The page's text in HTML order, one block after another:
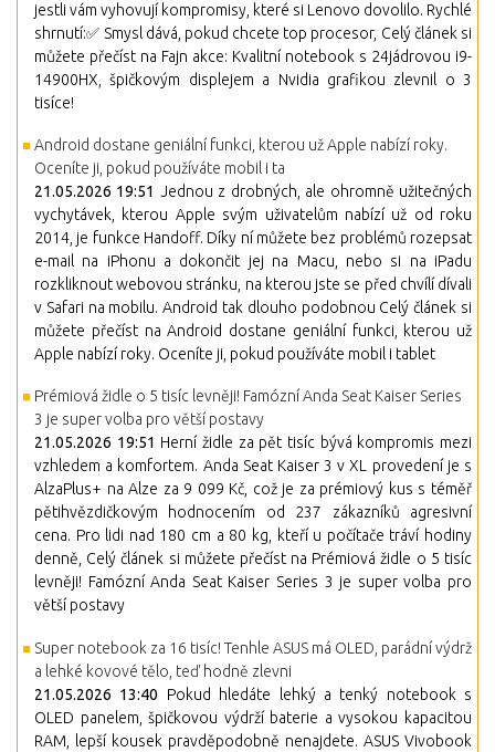
jestli vám vyhovují kompromisy, které si Lenovo dovolilo. Rychlé
shrnutí:✅ Smysl dává, pokud chcete top procesor, Celý článek si
můžete přečíst na Fajn akce: Kvalitní notebook s 24jádrovou i9-
14900HX, špičkovým displejem a Nvidia grafikou zlevnil o 3
tisíce!
Android dostane geniální funkci, kterou už Apple nabízí roky.
Oceníte ji, pokud používáte mobil i ta
21.05.2026 19:51 Jednou z drobných, ale ohromně užitečných
vychytávek, kterou Apple svým uživatelům nabízí už od roku
2014, je funkce Handoff. Díky ní můžete bez problémů rozepsat
e-mail na iPhonu a dokončit jej na Macu, nebo si na iPadu
rozkliknout webovou stránku, na kterou jste se před chvílí dívali
v Safari na mobilu. Android tak dlouho podobnou Celý článek si
můžete přečíst na Android dostane geniální funkci, kterou už
Apple nabízí roky. Oceníte ji, pokud používáte mobil i tablet
Prémiová židle o 5 tisíc levněji! Famózní Anda Seat Kaiser Series
3 je super volba pro větší postavy
21.05.2026 19:51 Herní židle za pět tisíc bývá kompromis mezi
vzhledem a komfortem. Anda Seat Kaiser 3 v XL provedení je s
AlzaPlus+ na Alze za 9 099 Kč, což je za prémiový kus s téměř
pětihvězdičkovým hodnocením od 237 zákazníků agresivní
cena. Pro lidi nad 180 cm a 80 kg, kteří u počítače tráví hodiny
denně, Celý článek si můžete přečíst na Prémiová židle o 5 tisíc
levněji! Famózní Anda Seat Kaiser Series 3 je super volba pro
větší postavy
Super notebook za 16 tisíc! Tenhle ASUS má OLED, parádní výdrž
a lehké kovové tělo, teď hodně zlevni
21.05.2026 13:40 Pokud hledáte lehký a tenký notebook s
OLED panelem, špičkovou výdrží baterie a vysokou kapacitou
RAM, lepší kousek pravděpodobně nenajdete. ASUS Vivobook